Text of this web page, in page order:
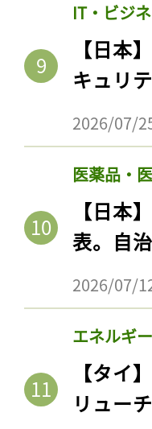
IT・ビジ
【日本
キュリ
2026/07/
医薬品・
【日本
表。自
2026/07/
エネルギ
【タイ
リュー
記